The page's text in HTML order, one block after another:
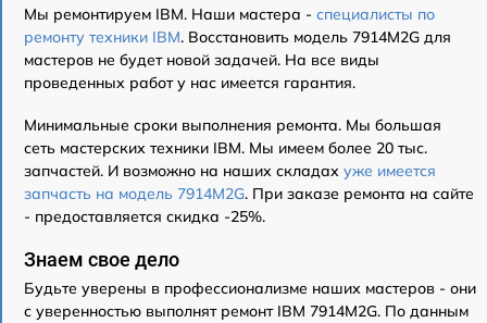
Мы ремонтируем IBM. Наши мастера - специалисты по
ремонту техники IBM. Восстановить модель 7914M2G для
мастеров не будет новой задачей. На все виды
проведенных работ у нас имеется гарантия.
Минимальные сроки выполнения ремонта. Мы большая
сеть мастерских техники IBM. Мы имеем более 20 тыс.
запчастей. И возможно на наших складах уже имеется
запчасть на модель 7914M2G. При заказе ремонта на сайте
- предоставляется скидка -25%.
Знаем свое дело
Будьте уверены в профессионализме наших мастеров - они
с уверенностью выполнят ремонт IBM 7914M2G. По данным